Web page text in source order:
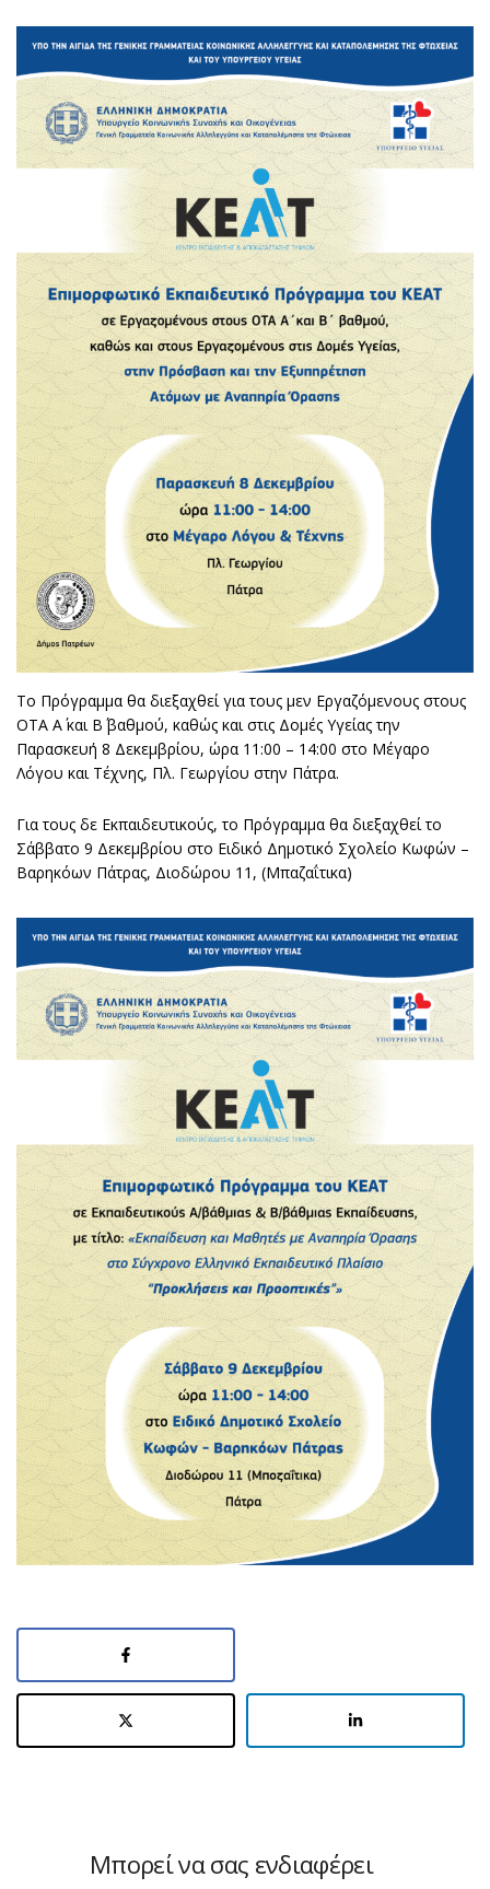
Το Πρόγραμμα θα διεξαχθεί για τους μεν Εργαζόμενους στους
ΟΤΑ Α΄ και Β΄ βαθμού, καθώς και στις Δομές Υγείας την
Παρασκευή 8 Δεκεμβρίου, ώρα 11:00 – 14:00 στο Μέγαρο
Λόγου και Τέχνης, Πλ. Γεωργίου στην Πάτρα.
Για τους δε Εκπαιδευτικούς, το Πρόγραμμα θα διεξαχθεί το
Σάββατο 9 Δεκεμβρίου στο Ειδικό Δημοτικό Σχολείο Κωφών –
Βαρηκόων Πάτρας, Διοδώρου 11, (Μπαζαΐτικα)
Μπορεί να σας ενδιαφέρει